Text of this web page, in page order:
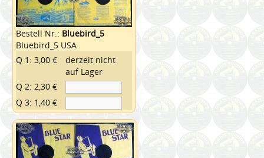
Bestell Nr.: Bluebird_5
Bluebird_5 USA
Q 1: 3,00 €
derzeit nicht
auf Lager
Q 2: 2,30 €
Q 3: 1,40 €